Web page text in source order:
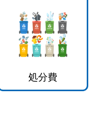
処分費